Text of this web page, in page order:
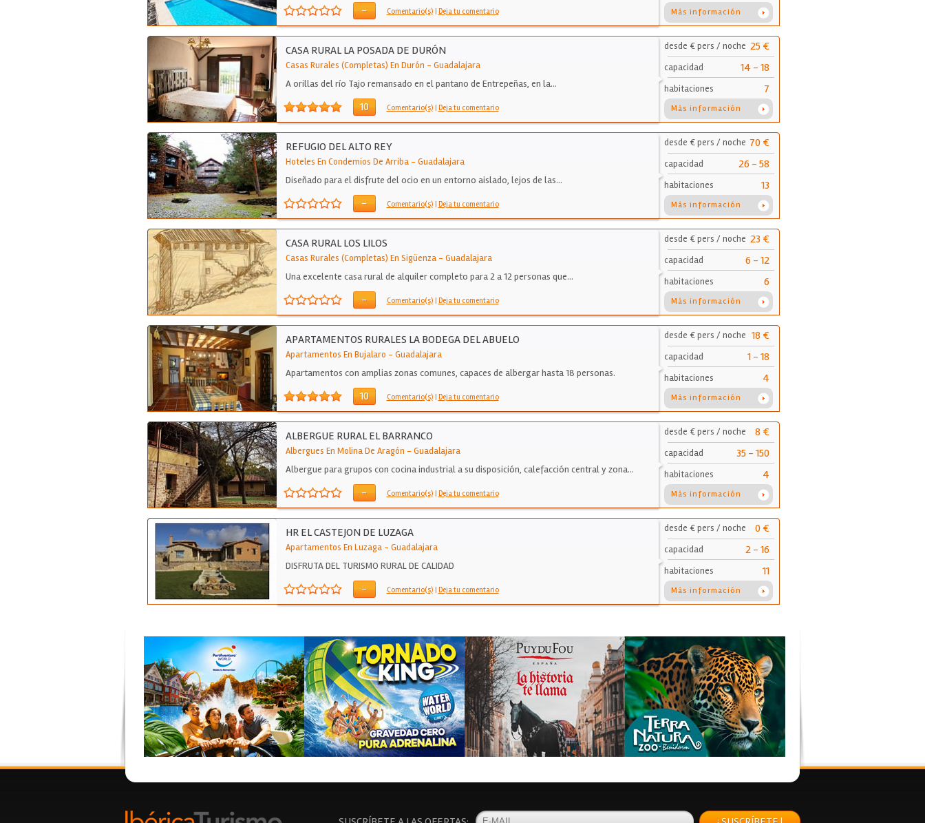
- Comentario(s) | Deja tu comentario Más información
CASA RURAL LA POSADA DE DURÓN
Casas Rurales (Completas) En Durón - Guadalajara
A orillas del río Tajo remansado en el pantano de Entrepeñas, en la…
10 Comentario(s) | Deja tu comentario
desde € pers / noche 25 €
capacidad 14 - 18
habitaciones 7
Más información
REFUGIO DEL ALTO REY
Hoteles En Condemios De Arriba- Guadalajara
Diseñado para el disfrute del ocio en un entorno aislado, lejos de las…
- Comentario(s) | Deja tu comentario
desde € pers / noche 70 €
capacidad 26 - 58
habitaciones 13
Más información
CASA RURAL LOS LILOS
Casas Rurales (Completas) En Sigüenza- Guadalajara
Una excelente casa rural de alquiler completo para 2 a 12 personas que…
- Comentario(s) | Deja tu comentario
desde € pers / noche 23 €
capacidad 6 - 12
habitaciones 6
Más información
APARTAMENTOS RURALES LA BODEGA DEL ABUELO
Apartamentos En Bujalaro - Guadalajara
Apartamentos con amplias zonas comunes, capaces de albergar hasta 18 personas.
10 Comentario(s) | Deja tu comentario
desde € pers / noche 18 €
capacidad 1 - 18
habitaciones 4
Más información
ALBERGUE RURAL EL BARRANCO
Albergues En Molina De Aragón - Guadalajara
Albergue para grupos con cocina industrial a su disposición, calefacción central y zona…
- Comentario(s) | Deja tu comentario
desde € pers / noche 8 €
capacidad 35 - 150
habitaciones 4
Más información
HR EL CASTEJON DE LUZAGA
Apartamentos En Luzaga- Guadalajara
DISFRUTA DEL TURISMO RURAL DE CALIDAD
- Comentario(s) | Deja tu comentario
desde € pers / noche 0 €
capacidad 2 - 16
habitaciones 11
Más información